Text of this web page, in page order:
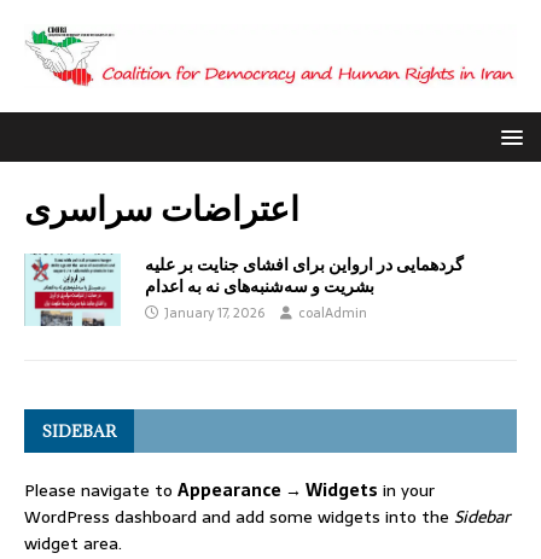
اعتراضات سراسری
گردهمایی در ارواین برای افشای جنایت بر علیه
بشریت و سه‌شنبه‌های نه به اعدام
January 17, 2026 coalAdmin
SIDEBAR
Please navigate to Appearance → Widgets in your
WordPress dashboard and add some widgets into the Sidebar
widget area.